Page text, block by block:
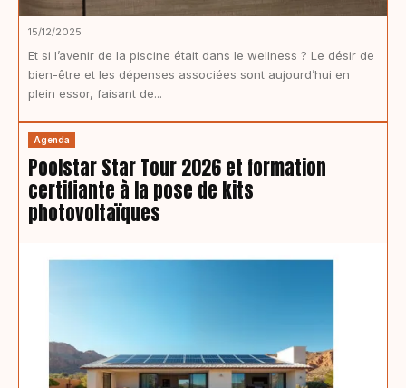
15/12/2025
Et si l’avenir de la piscine était dans le wellness ? Le désir de
bien-être et les dépenses associées sont aujourd’hui en
plein essor, faisant de...
Agenda
Poolstar Star Tour 2026 et formation
certifiante à la pose de kits
photovoltaïques